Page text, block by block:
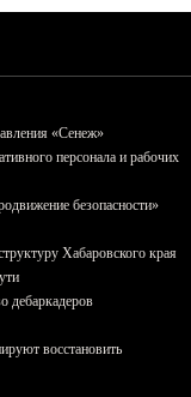
«Сенеж»
персонала и рабочих
безопасности»
Хабаровского края
дебаркадеров
восстановить